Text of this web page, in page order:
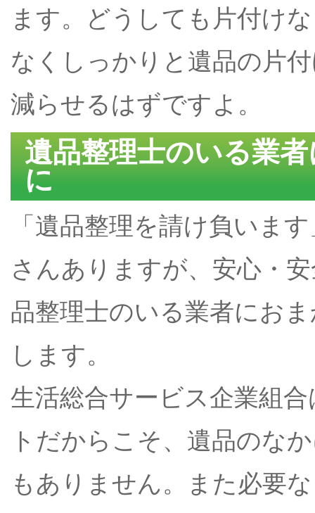
ます。どうしても片付け
なくしっかりと遺品の片
減らせるはずですよ。
遺品整理士のいる業
に
「遺品整理を請け負いま
さんありますが、安心・
品整理士のいる業者にお
します。
生活総合サービス企業組
トだからこそ、遺品のな
もありません。また必要